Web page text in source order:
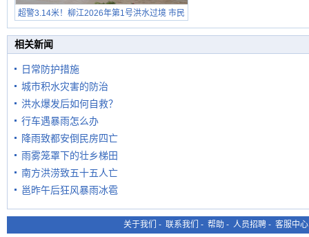
超警3.14米！柳江2026年第1号洪水过境 市民
在堤岸见证汛况
相关新闻
日常防护措施
城市积水灾害的防治
洪水爆发后如何自救？
行车遇暴雨怎么办
降雨致都安倒民房四亡
雨雾笼罩下的壮乡梯田
南方洪涝致五十五人亡
邕昨午后狂风暴雨冰雹
关于我们 - 联系我们 - 帮助 - 人员招聘 - 客服中心